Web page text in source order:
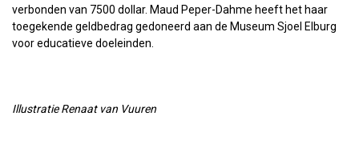
verbonden van 7500 dollar. Maud Peper-Dahme heeft het haar
toegekende geldbedrag gedoneerd aan de Museum Sjoel Elburg
voor educatieve doeleinden.
Illustratie Renaat van Vuuren